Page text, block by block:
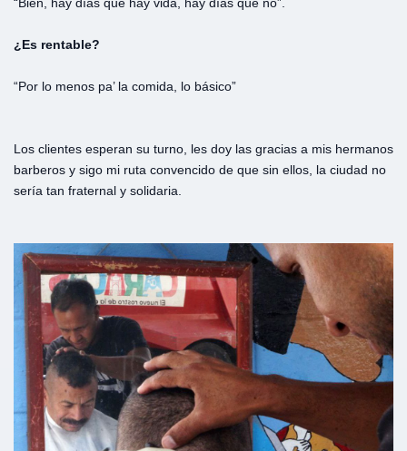
“Bien, hay días que hay vida, hay días que no”.
¿Es rentable?
“Por lo menos pa’ la comida, lo básico”
Los clientes esperan su turno, les doy las gracias a mis hermanos
barberos y sigo mi ruta convencido de que sin ellos, la ciudad no
sería tan fraternal y solidaria.